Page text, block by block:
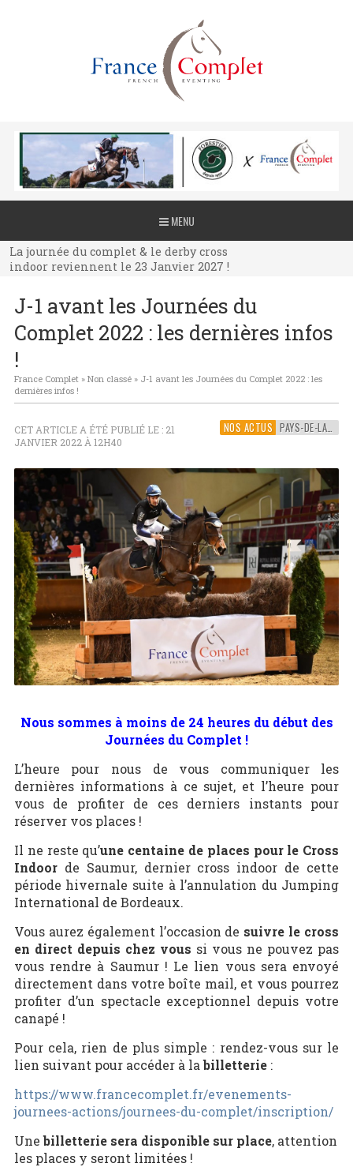
MENU
La journée du complet & le derby cross
indoor reviennent le 23 Janvier 2027 !
La journée du complet & le derby cross
indoor reviennent le 23 Janvier 2027 !
indoor reviennent le 23 Janvier 2027 !
J-1 avant les Journées du
Complet 2022 : les dernières infos
!
France Complet» Non classé» J-1 avant les Journées du Complet 2022 : les
dernières infos !
NOS ACTUS PAYS-DE-LA-LOIRE
CET ARTICLE A ÉTÉ PUBLIÉ LE : 21
JANVIER 2022 À 12H40
Nous sommes à moins de 24 heures du début des
Journées du Complet !
L’heure pour nous de vous communiquer les
dernières informations à ce sujet, et l’heure pour
vous de profiter de ces derniers instants pour
réserver vos places !
Il ne reste qu’une centaine de places pour le Cross
Indoorde Saumur, dernier cross indoor de cette
période hivernale suite à l’annulation du Jumping
International de Bordeaux.
Vous aurez également l’occasion de suivre le cross
en direct depuis chez vous si vous ne pouvez pas
vous rendre à Saumur ! Le lien vous sera envoyé
directement dans votre boîte mail, et vous pourrez
profiter d’un spectacle exceptionnel depuis votre
canapé !
Pour cela, rien de plus simple : rendez-vous sur le
lien suivant pour accéder à labilletterie:
https://www.francecomplet.fr/evenements-
journees-actions/journees-du-complet/inscription/
Unebilletterie sera disponible sur place, attention
les places y seront limitées !